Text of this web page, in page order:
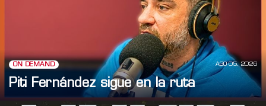
ON DEMAND AGO 05, 2026
Piti Fernández sigue en la ruta